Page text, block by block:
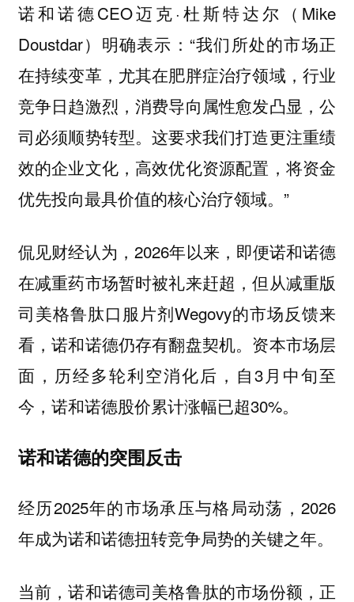
诺和诺德CEO迈克·杜斯特达尔（Mike
Doustdar）明确表示：“我们所处的市场正
在持续变革，尤其在肥胖症治疗领域，行业
竞争日趋激烈，消费导向属性愈发凸显，公
司必须顺势转型。这要求我们打造更注重绩
效的企业文化，高效优化资源配置，将资金
优先投向最具价值的核心治疗领域。”
侃见财经认为，2026年以来，即便诺和诺德
在减重药市场暂时被礼来赶超，但从减重版
司美格鲁肽口服片剂Wegovy的市场反馈来
看，诺和诺德仍存有翻盘契机。资本市场层
面，历经多轮利空消化后，自3月中旬至
今，诺和诺德股价累计涨幅已超30%。
诺和诺德的突围反击
经历2025年的市场承压与格局动荡，2026
年成为诺和诺德扭转竞争局势的关键之年。
当前，诺和诺德司美格鲁肽的市场份额，正